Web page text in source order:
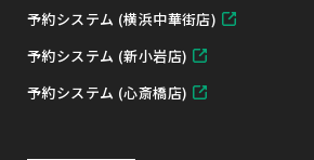
予約システム (横浜中華街店)
予約システム (新小岩店)
予約システム (心斎橋店)